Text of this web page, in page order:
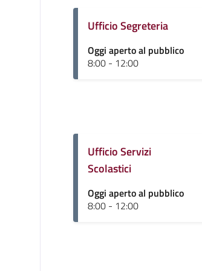
Ufficio Segreteria
Oggi aperto al pubblico
8:00 - 12:00
Ufficio Servizi
Scolastici
Oggi aperto al pubblico
8:00 - 12:00